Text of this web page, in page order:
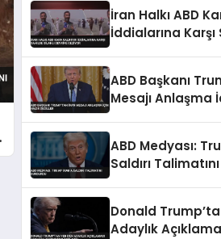
İran Halkı ABD
İddialarına
ABD Başkanı
Mesajı Anlaşma
ABD Medyası:
Saldırı
Donald
Adaylık